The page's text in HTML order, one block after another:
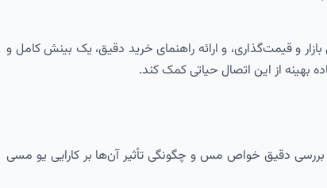
و قیمت‌گذاری، و ارائه راهنمای خرید دقیق، یک بینش کامل و
بهینه از این اتصال حیاتی کمک کند.
دقیق خواص مس و چگونگی تأثیر آن‌ها بر کارایی یو مسی